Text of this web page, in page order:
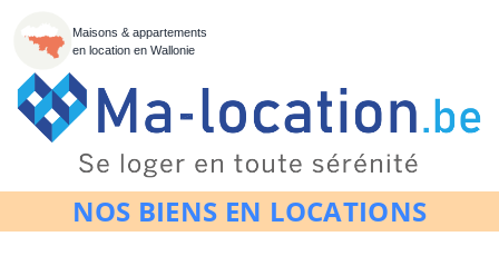
Maisons & appartements
en location en Wallonie
NOS BIENS EN LOCATIONS